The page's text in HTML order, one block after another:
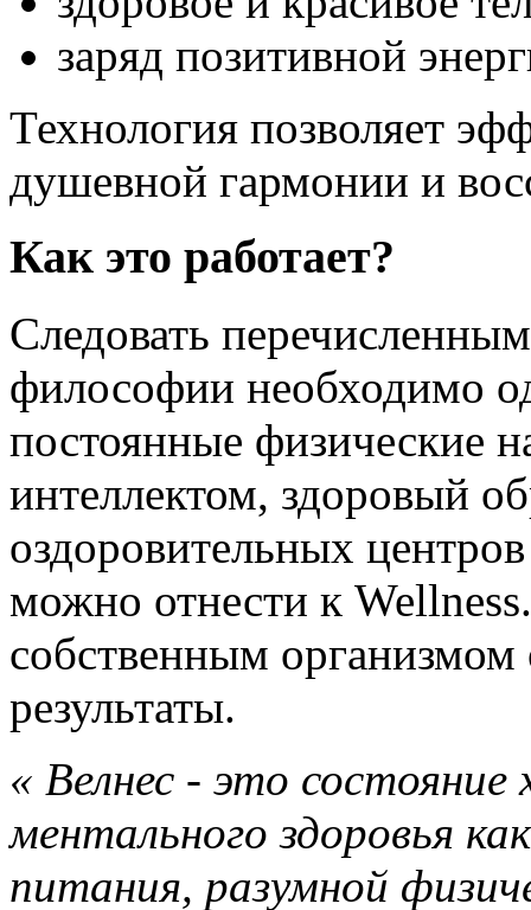
заряд позитивной
Технология позволяет
душевной гармонии и
Как это работает?
Следовать
философии необходимо
постоянные физические
интеллектом, здоровый
оздоровительных
можно отнести к
собственным
результаты.
« Велнес - это состояние
ментального здоровья
питания, разумной